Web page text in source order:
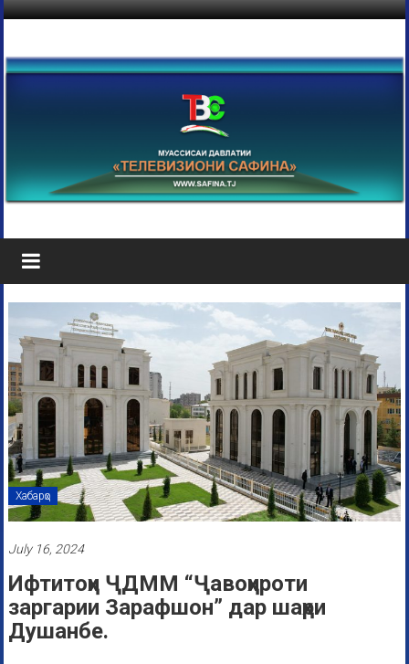
Хабарҳо
July 16, 2024
Ифтитоҳи ҶДММ “Ҷавоҳироти
заргарии Зарафшон” дар шаҳри
Душанбе.